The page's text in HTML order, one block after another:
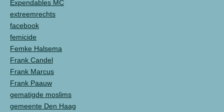
Expendables MC
extreemrechts
facebook
femicide
Femke Halsema
Frank Candel
Frank Marcus
Frank Paauw
gematigde moslims
gemeente Den Haag